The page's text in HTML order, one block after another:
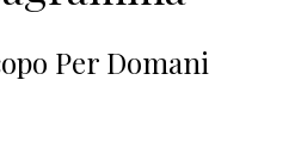
Per Domani